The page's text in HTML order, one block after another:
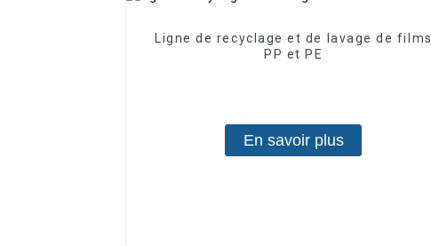
Ligne de recyclage et de lavage de films
PP et PE
En savoir plus